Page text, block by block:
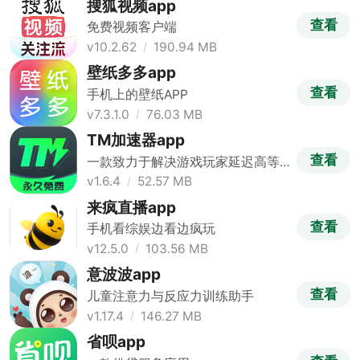
搜狐视频app
免费视频客户端
v10.2.62
190.94 MB
查看
壁纸多多app
手机上的壁纸APP
v7.3.1.0
76.03 MB
查看
TM加速器app
一款致力于解决游戏玩家延迟高等
问题的加速器
v1.6.4 52.57 MB
查看
来疯直播app
手机看综娱边看边疯玩
v12.5.0
103.56 MB
查看
意波波app
儿童注意力与反应力训练助手
v1.17.4
146.27 MB
查看
省呗app